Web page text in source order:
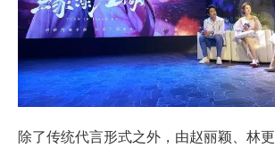
除了传统代言形式之外，由赵丽颖、林